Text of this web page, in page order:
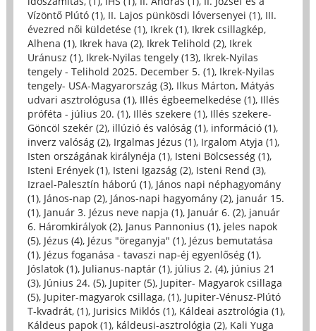
Vízöntő Plútó (1), II. Lajos pünkösdi lóversenyei (1), III.
évezred női küldetése (1), Ikrek (1), Ikrek csillagkép,
Alhena (1), Ikrek hava (2), Ikrek Telihold (2), Ikrek
Uránusz (1), Ikrek-Nyilas tengely (13), Ikrek-Nyilas
tengely - Telihold 2025. December 5. (1), Ikrek-Nyilas
tengely- USA-Magyarország (3), Ilkus Márton, Mátyás
udvari asztrológusa (1), Illés égbeemelkedése (1), Illés
próféta - július 20. (1), Illés szekere (1), Illés szekere-
Göncöl szekér (2), illúzió és valóság (1), információ (1),
inverz valóság (2), Irgalmas Jézus (1), Irgalom Atyja (1),
Isten országának királynéja (1), Isteni Bölcsesség (1),
Isteni Erények (1), Isteni Igazság (2), Isteni Rend (3),
Izrael-Palesztín háború (1), János napi néphagyomány
(1), János-nap (2), János-napi hagyomány (2), január 15.
(1), Január 3. Jézus neve napja (1), Január 6. (2), január
6. Háromkirályok (2), Janus Pannonius (1), jeles napok
(5), Jézus (4), Jézus "öreganyja" (1), Jézus bemutatása
(1), Jézus foganása - tavaszi nap-éj egyenlőség (1),
Jóslatok (1), Julianus-naptár (1), július 2. (4), június 21
(3), Június 24. (5), Jupiter (5), Jupiter- Magyarok csillaga
(5), Jupiter-magyarok csillaga, (1), Jupiter-Vénusz-Plútó
T-kvadrát, (1), Jurisics Miklós (1), Káldeai asztrológia (1),
Káldeus papok (1), káldeusi-asztrológia (2), Kali Yuga